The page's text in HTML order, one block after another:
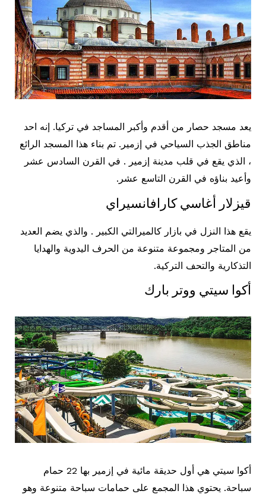
يعد مسجد حصار من أقدم وأكبر المساجد في تركيا. إنه احد
مناطق الجذب السياحي في إزمير. تم بناء هذا المسجد الرائع
، الذي يقع في قلب مدينة إزمير . في القرن السادس عشر
وأعيد بناؤه في القرن التاسع عشر.
قيزلار أغاسي كارافانسيراي
يقع هذا النزل في بازار كالميرالتي الكبير . والذي يضم العديد
من المتاجر ومجموعة متنوعة من الحرف اليدوية والهدايا
التذكارية والتحف التركية.
أكوا سيتي ووتر بارك
أكوا سيتي هي أول حديقة مائية في إزمير بها 22 حمام
سباحة. يحتوي هذا المجمع على حمامات سباحة متنوعة وهو